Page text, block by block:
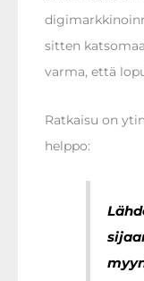
sitten
varma, että
Ratkaisu on
helppo: